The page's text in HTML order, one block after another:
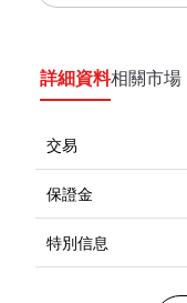
詳細資料相關市場